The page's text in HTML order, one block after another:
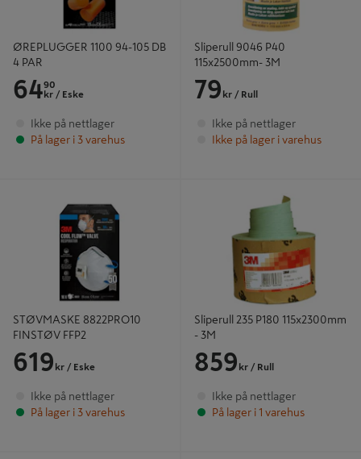
ØREPLUGGER 1100 94-105 DB
4 PAR
6490
kr / Eske
Ikke på nettlager
På lager i 3 varehus
Sliperull 9046 P40
115x2500mm- 3M
79 kr / Rull
Ikke på nettlager
Ikke på lager i varehus
STØVMASKE 8822PRO10
FINSTØV FFP2
619 kr / Eske
Ikke på nettlager
På lager i 3 varehus
Sliperull 235 P180 115x2300mm
- 3M
859 kr / Rull
Ikke på nettlager
På lager i 1 varehus